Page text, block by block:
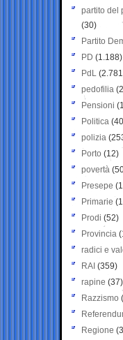
partito del
(30)
Partito
PD (1.188)
PdL
pedofilia
Pensioni
Politica
polizia
Porto (12)
povertà
Presepe
Primarie
Prodi (52)
Provincia
radici e
RAI (359)
rapine (37)
Razzismo
Regione